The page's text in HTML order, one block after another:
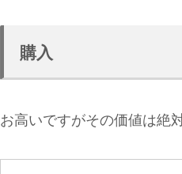
購入
お高いですがその価値は絶